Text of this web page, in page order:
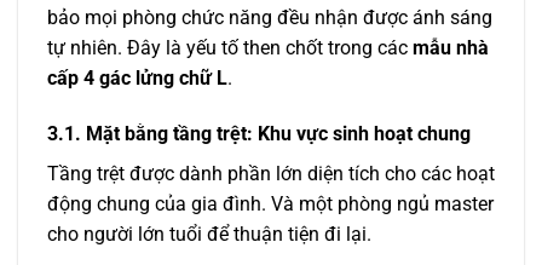
bảo mọi phòng chức năng đều nhận được ánh sáng
tự nhiên. Đây là yếu tố then chốt trong các mẫu nhà
cấp 4 gác lửng chữ L.
3.1. Mặt bằng tầng trệt: Khu vực sinh hoạt chung
Tầng trệt được dành phần lớn diện tích cho các hoạt
động chung của gia đình. Và một phòng ngủ master
cho người lớn tuổi để thuận tiện đi lại.